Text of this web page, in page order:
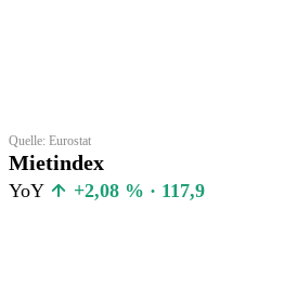
Quelle: Eurostat
Mietindex
YoY +2,08 % · 117,9